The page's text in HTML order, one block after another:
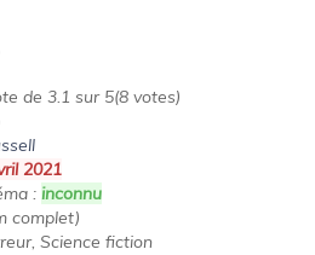
de 3.1 sur 5(8 votes)
2021
: inconnu
complet)
Science fiction